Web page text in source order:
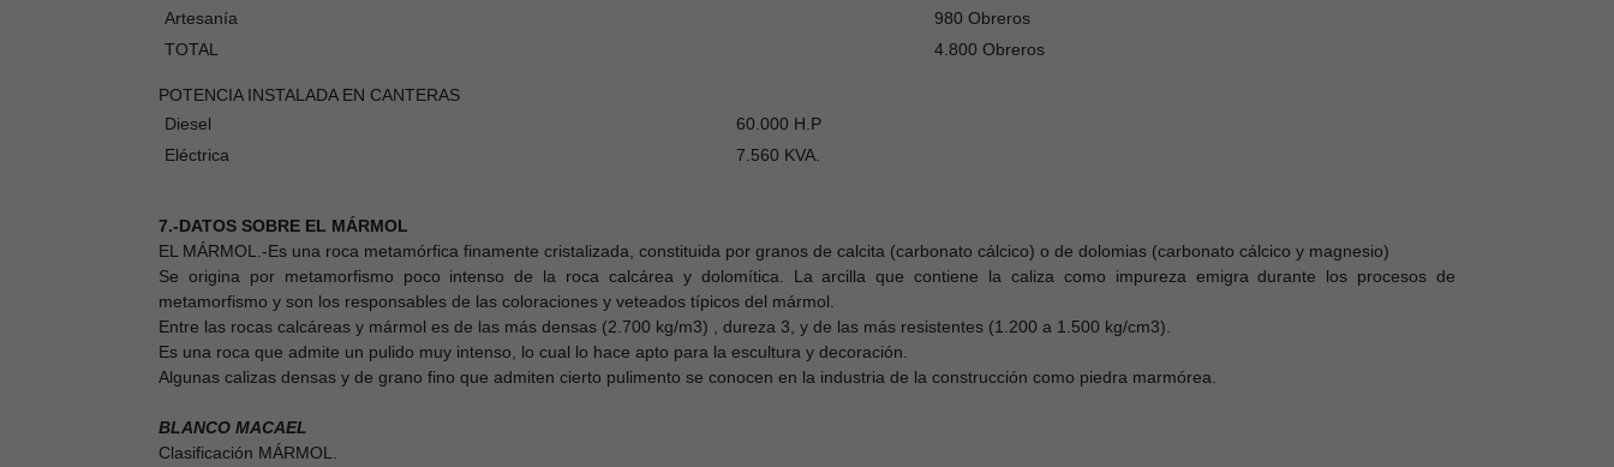
Artesanía
980 Obreros
TOTAL
4.800 Obreros
POTENCIA INSTALADA EN CANTERAS
Diesel
60.000 H.P
Eléctrica
7.560 KVA.
7.-DATOS SOBRE EL MÁRMOL
EL MÁRMOL.-Es una roca metamórfica finamente cristalizada, constituida por granos de calcita (carbonato cálcico) o de dolomias (carbonato cálcico y magnesio)
Se origina por metamorfismo poco intenso de la roca calcárea y dolomítica. La arcilla que contiene la caliza como impureza emigra durante los procesos de
metamorfismo y son los responsables de las coloraciones y veteados típicos del mármol.
Entre las rocas calcáreas y mármol es de las más densas (2.700 kg/m3) , dureza 3, y de las más resistentes (1.200 a 1.500 kg/cm3).
Es una roca que admite un pulido muy intenso, lo cual lo hace apto para la escultura y decoración.
Algunas calizas densas y de grano fino que admiten cierto pulimento se conocen en la industria de la construcción como piedra marmórea.
BLANCO MACAEL
Clasificación MÁRMOL.